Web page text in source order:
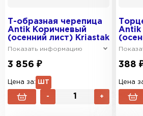
Т-образная черепица
Antik Коричневый
(осенний лист) Kriastak
Показать информацию
3 856 ₽
Цена за: ШТ
- +
Antik
388
Цена